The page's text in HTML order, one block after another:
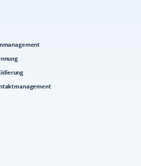
Cloud Engagement Content
wird vieles wiedererkennen: Drag-
eine vertraute Logik. Doch
mit der Template-Erstellung
Hürden, die sich im